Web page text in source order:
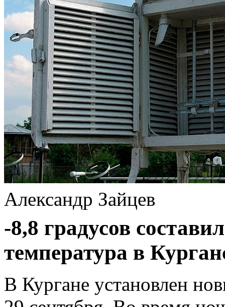
Александр Зайцев
-8,8 градусов
температура в
В Кургане установлен